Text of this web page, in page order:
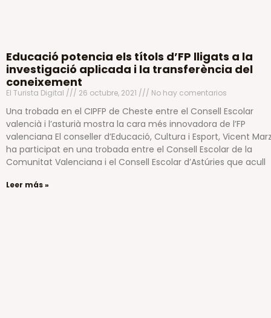
Educació potencia els títols d’FP lligats a la
investigació aplicada i la transferència del
coneixement
El Turista Digital 26 octubre, 2021 No hay comentarios
Una trobada en el CIPFP de Cheste entre el Consell Escolar
valencià i l’asturià mostra la cara més innovadora de l’FP
valenciana El conseller d’Educació, Cultura i Esport, Vicent
ha participat en una trobada entre el Consell Escolar de la
Comunitat Valenciana i el Consell Escolar d’Astúries que acull
Leer más »